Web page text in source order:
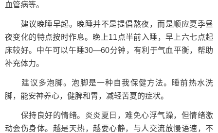
血管病等。
建议晚睡早起。晚睡并不是提倡熬夜，而是顺应夏季昼
夜变化的特点按时作息。晚上11点半前入睡，早上六七点起
床较好。中午可以午睡30—60分钟，有利于气血平衡，帮助
补充体力。
建议多泡脚。泡脚是一种自我保健方法。睡前热水洗
脚，能安神养心，健脾和胃，减轻苦夏的症状。
保持良好的情绪。炎炎夏日，难免心浮气躁，但情绪激
动会伤身体。越是天热，越要心静，与人交流放慢语速，不